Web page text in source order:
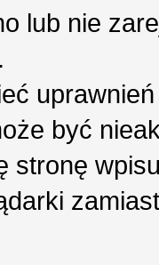
lub nie
być
stronę